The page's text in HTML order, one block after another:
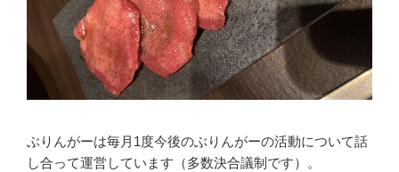
ぶりんがーは毎月1度今後のぶりんがーの活動について話
し合って運営しています（多数決合議制です）。